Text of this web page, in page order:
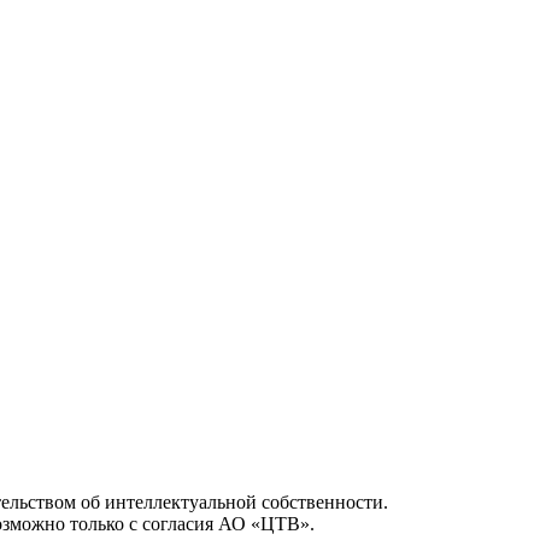
об интеллектуальной собственности.
только с согласия АО «ЦТВ».